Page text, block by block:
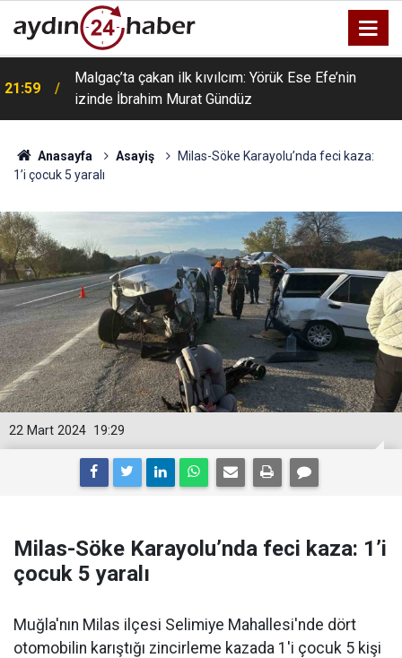
21:59
Malgaç’ta çakan ilk kıvılcım: Yörük Ese Efe’nin
izinde İbrahim Murat Gündüz
Anasayfa Asayiş
Milas-Söke Karayolu’nda feci kaza:
1’i çocuk 5 yaralı
19:29
22 Mart 2024
Milas-Söke Karayolu’nda feci kaza: 1’i
çocuk 5 yaralı
Muğla'nın Milas ilçesi Selimiye Mahallesi'nde dört
otomobilin karıştığı zincirleme kazada 1'i çocuk 5 kişi